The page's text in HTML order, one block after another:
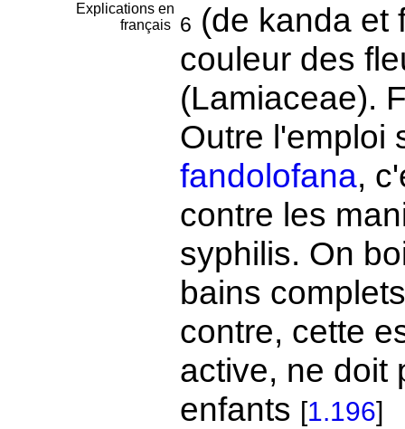
Explications en
français
6 (de kanda et
couleur des
(Lamiaceae).
Outre l'emploi
fandolofana,
contre les
syphilis. On
bains
contre, cette
active, ne doit
enfants [1.196]